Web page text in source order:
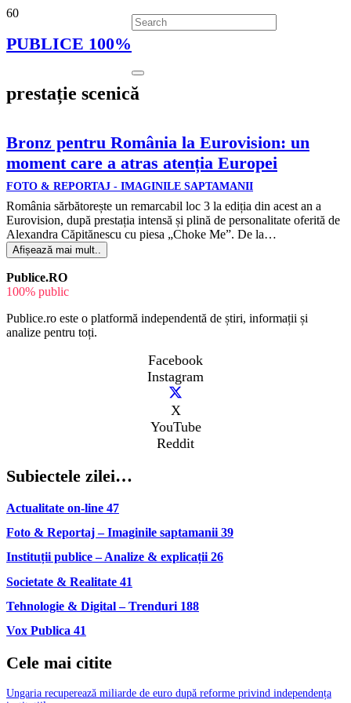
PUBLICE 100%
prestație scenică
Bronz pentru România la Eurovision: un
moment care a atras atenția Europei
FOTO & REPORTAJ - IMAGINILE SAPTAMANII
România sărbătorește un remarcabil loc 3 la ediția din acest an a
Eurovision, după prestația intensă și plină de personalitate oferită de
Alexandra Căpitănescu cu piesa „Choke Me”. De la…
Afișează mai mult..
Publice.RO
100% public
Publice.ro este o platformă independentă de știri, informații și
analize pentru toți.
Facebook
Instagram
X
YouTube
Reddit
Subiectele zilei…
Actualitate on-line 47
Foto & Reportaj – Imaginile saptamanii 39
Instituții publice – Analize & explicații 26
Societate & Realitate 41
Tehnologie & Digital – Trenduri 188
Vox Publica 41
Cele mai citite
Ungaria recuperează miliarde de euro după reforme privind independența